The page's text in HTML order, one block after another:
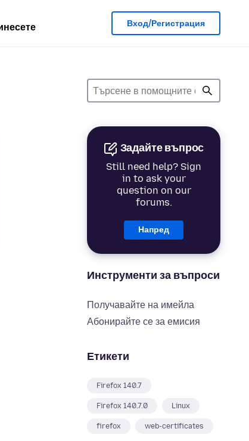
Вход/Регистрация
Задайте въпрос
Still need help? Sign
in to ask your
question on our
forums.
Напред
Инструменти за въпроси
Получавайте на имейла
Абонирайте се за емисия
Етикети
Firefox 140.7
Firefox 140.7.0 Linux
firefox web-certificates